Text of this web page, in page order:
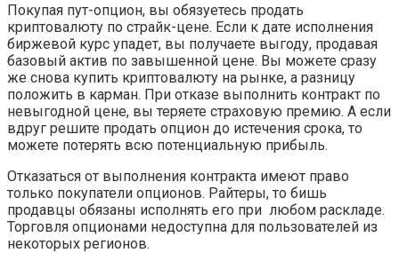
Покупая пут-опцион, вы обязуетесь продать
криптовалюту по страйк-цене. Если к дате исполнения
биржевой курс упадет, вы получаете выгоду, продавая
базовый актив по завышенной цене. Вы можете сразу
же снова купить криптовалюту на рынке, а разницу
положить в карман. При отказе выполнить контракт по
невыгодной цене, вы теряете страховую премию. А если
вдруг решите продать опцион до истечения срока, то
можете потерять всю потенциальную прибыль.
Отказаться от выполнения контракта имеют право
только покупатели опционов. Райтеры, то бишь
продавцы обязаны исполнять его при любом раскладе.
Торговля опционами недоступна для пользователей из
некоторых регионов.